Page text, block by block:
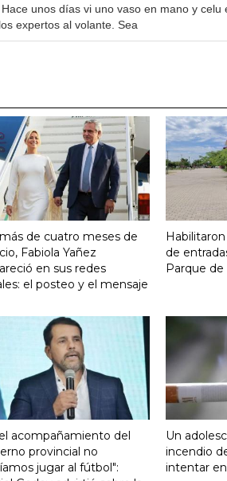
unos días vi uno vaso en mano y celu
expertos al volante. Sea
de cuatro meses de
Fabiola Yañez
en sus redes
el posteo y el mensaje
de
Parque de
acompañamiento del
provincial no
jugar al fútbol":
Un
incendio
intentar